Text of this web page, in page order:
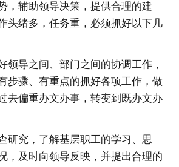
，辅助领导决策，提供合理的建
头绪多，任务重，必须抓好以下几
领导之间、部门之间的协调工作，
步骤、有重点的抓好各项工作，做
去偏重办文办事，转变到既办文办
研究，了解基层职工的学习、思
，及时向领导反映，并提出合理的